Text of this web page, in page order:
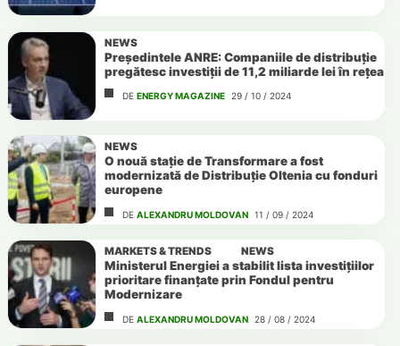
NEWS
Președintele ANRE: Companiile de distribuție
pregătesc investiții de 11,2 miliarde lei în rețea
DE ENERGY MAGAZINE 29 / 10 / 2024
NEWS
O nouă stație de Transformare a fost
modernizată de Distribuție Oltenia cu fonduri
europene
DE ALEXANDRU MOLDOVAN 11 / 09 / 2024
MARKETS & TRENDS NEWS
Ministerul Energiei a stabilit lista investițiilor
prioritare finanțate prin Fondul pentru
Modernizare
DE ALEXANDRU MOLDOVAN 28 / 08 / 2024